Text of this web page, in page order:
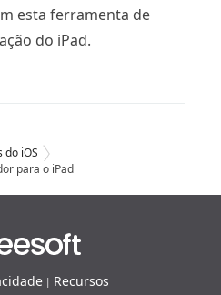
esta ferramenta de
do iPad.
do iOS
para o iPad
| Recursos